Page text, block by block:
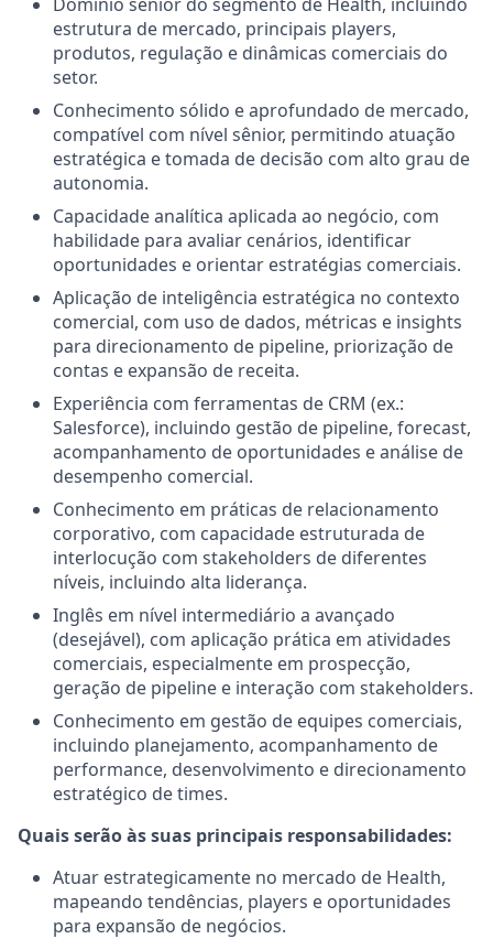
estrutura de mercado, principais players,
produtos, regulação e dinâmicas comerciais do
setor.
Conhecimento sólido e aprofundado de mercado,
compatível com nível sênior, permitindo atuação
estratégica e tomada de decisão com alto grau de
autonomia.
Capacidade analítica aplicada ao negócio, com
habilidade para avaliar cenários, identificar
oportunidades e orientar estratégias comerciais.
Aplicação de inteligência estratégica no contexto
comercial, com uso de dados, métricas e insights
para direcionamento de pipeline, priorização de
contas e expansão de receita.
Experiência com ferramentas de CRM (ex.:
Salesforce), incluindo gestão de pipeline, forecast,
acompanhamento de oportunidades e análise de
desempenho comercial.
Conhecimento em práticas de relacionamento
corporativo, com capacidade estruturada de
interlocução com stakeholders de diferentes
níveis, incluindo alta liderança.
Inglês em nível intermediário a avançado
(desejável), com aplicação prática em atividades
comerciais, especialmente em prospecção,
geração de pipeline e interação com stakeholders.
Conhecimento em gestão de equipes comerciais,
incluindo planejamento, acompanhamento de
performance, desenvolvimento e direcionamento
estratégico de times.
Quais serão às suas principais responsabilidades:
Atuar estrategicamente no mercado de Health,
mapeando tendências, players e oportunidades
para expansão de negócios.